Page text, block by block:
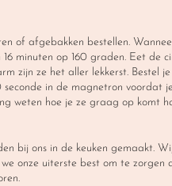
of afgebakken bestellen.
minuten op 160 graden. Eet de
zijn ze het aller lekkerst. Bestel
in de magnetron voordat
weten hoe je ze graag op komt
bij ons in de keuken gemaakt.
onze uiterste best om te zorgen